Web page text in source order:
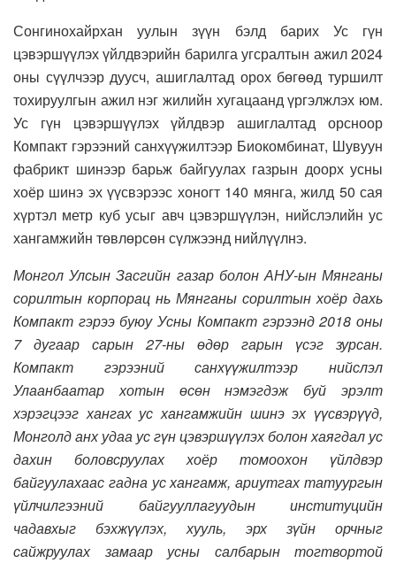
Сонгинохайрхан уулын зүүн бэлд барих Ус гүн
цэвэршүүлэх үйлдвэрийн барилга угсралтын ажил 2024
оны сүүлчээр дуусч, ашиглалтад орох бөгөөд туршилт
тохируулгын ажил нэг жилийн хугацаанд үргэлжлэх юм.
Ус гүн цэвэршүүлэх үйлдвэр ашиглалтад орсноор
Компакт гэрээний санхүүжилтээр Биокомбинат, Шувуун
фабрикт шинээр барьж байгуулах газрын доорх усны
хоёр шинэ эх үүсвэрээс хоногт 140 мянга, жилд 50 сая
хүртэл метр куб усыг авч цэвэршүүлэн, нийслэлийн ус
хангамжийн төвлөрсөн сүлжээнд нийлүүлнэ.
Монгол Улсын Засгийн газар болон АНУ-ын Мянганы
сорилтын корпорац нь Мянганы сорилтын хоёр дахь
Компакт гэрээ буюу Усны Компакт гэрээнд 2018 оны
7 дугаар сарын 27-ны өдөр гарын үсэг зурсан.
Компакт гэрээний санхүүжилтээр нийслэл
Улаанбаатар хотын өсөн нэмэгдэж буй эрэлт
хэрэгцээг хангах ус хангамжийн шинэ эх үүсвэрүүд,
Монголд анх удаа ус гүн цэвэршүүлэх болон хаягдал ус
дахин боловсруулах хоёр томоохон үйлдвэр
байгуулахаас гадна ус хангамж, ариутгах татуургын
үйлчилгээний байгууллагуудын институцийн
чадавхыг бэхжүүлэх, хууль, эрх зүйн орчныг
сайжруулах замаар усны салбарын тогтвортой